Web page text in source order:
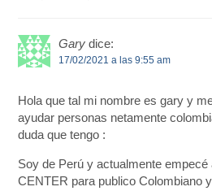
Gary dice:
17/02/2021 a las 9:55 am
Hola que tal mi nombre es gary y
ayudar personas netamente
duda que tengo :
Soy de Perú y actualmente empecé
CENTER para publico Colombiano